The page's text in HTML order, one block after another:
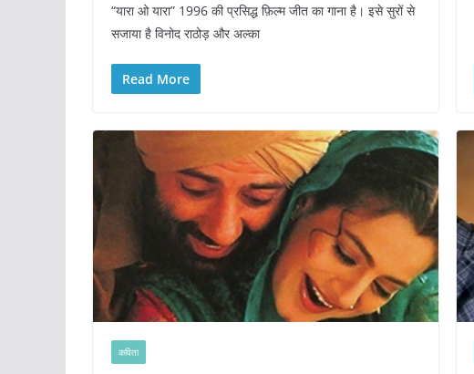
“यारा ओ यारा” 1996 की प्रसिद्ध फ़िल्म जीत का गाना है। इसे सुरों से
सजाया है विनोद राठोड़ और अल्का
Read More
कविता